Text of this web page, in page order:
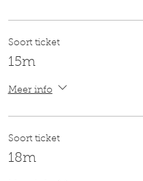
Soort ticket
15m
Meer info
Soort ticket
18m